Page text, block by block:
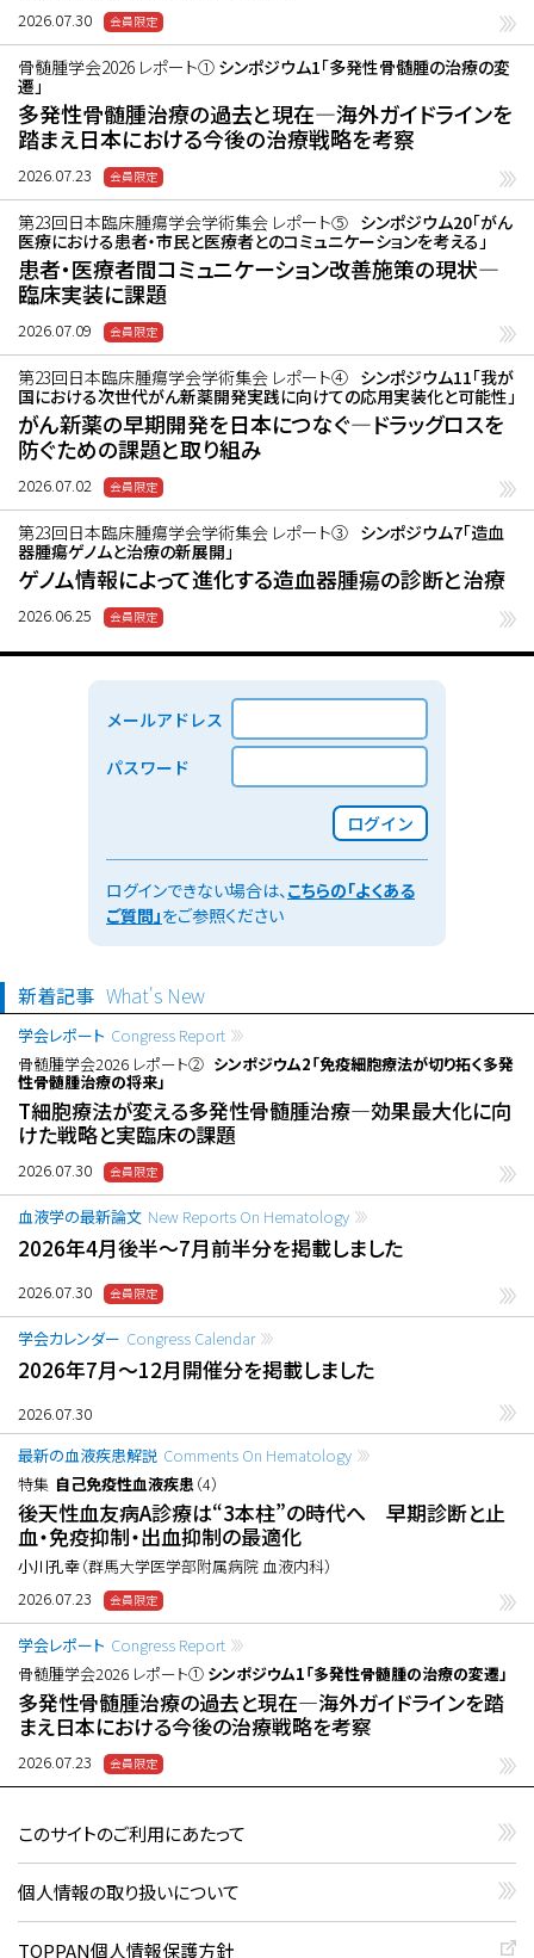
2026.07.30
骨髄腫学会2026 レポート① シンポジウム1「多発性骨髄腫の治療の変
遷」
多発性骨髄腫治療の過去と現在―海外ガイドラインを
踏まえ日本における今後の治療戦略を考察
2026.07.23
第23回日本臨床腫瘍学会学術集会 レポート⑤ シンポジウム20「がん
医療における患者・市民と医療者とのコミュニケーションを考える」
患者・医療者間コミュニケーション改善施策の現状―
臨床実装に課題
2026.07.09
第23回日本臨床腫瘍学会学術集会 レポート④ シンポジウム11「我が
国における次世代がん新薬開発実践に向けての応用実装化と可能性」
がん新薬の早期開発を日本につなぐ―ドラッグロスを
防ぐための課題と取り組み
2026.07.02
第23回日本臨床腫瘍学会学術集会 レポート③ シンポジウム7「造血
器腫瘍ゲノムと治療の新展開」
ゲノム情報によって進化する造血器腫瘍の診断と治療
2026.06.25
メールアドレス
パスワード
ログイン
ログインできない場合は、こちらの「よくある
ご質問」をご参照ください
新着記事 What's New
学会レポート Congress Report
骨髄腫学会2026 レポート② シンポジウム2「免疫細胞療法が切り拓く多発
性骨髄腫治療の将来」
T細胞療法が変える多発性骨髄腫治療―効果最大化に向
けた戦略と実臨床の課題
2026.07.30
血液学の最新論文 New Reports On Hematology
2026年4月後半〜7月前半分を掲載しました
2026.07.30
学会カレンダー Congress Calendar
2026年7月〜12月開催分を掲載しました
2026.07.30
最新の血液疾患解説 Comments On Hematology
特集 自己免疫性血液疾患（4）
後天性血友病A診療は“3本柱”の時代へ 早期診断と止
血・免疫抑制・出血抑制の最適化
小川孔幸（群馬大学医学部附属病院 血液内科）
2026.07.23
学会レポート Congress Report
骨髄腫学会2026 レポート① シンポジウム1「多発性骨髄腫の治療の変遷」
多発性骨髄腫治療の過去と現在―海外ガイドラインを踏
まえ日本における今後の治療戦略を考察
2026.07.23
このサイトのご利用にあたって
個人情報の取り扱いについて
TOPPAN個人情報保護方針